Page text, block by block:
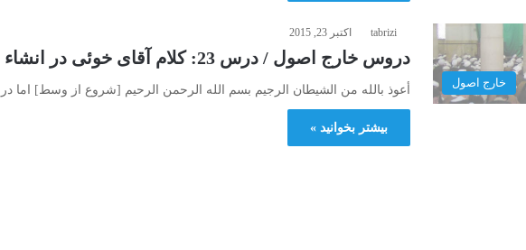
خارج اصول
tabrizi اکتبر 23, 2015
دروس خارج اصول / درس 23: كلام آقاى خوئى در انشاء و ردّ كلام ايشان
أعوذ بالله من الشیطان الرجیم بسم الله الرحمن الرحیم [شروع از وسط]
بیشتر بخوانید »